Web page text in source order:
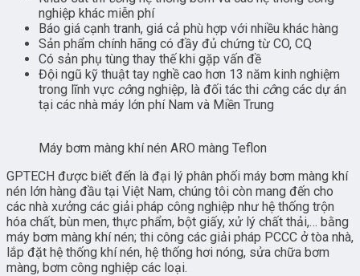
nghiệp khác miễn phí
Báo giá cạnh tranh, giá cả phù hợp với nhiều khác hàng
Sản phẩm chính hãng có đầy đủ chứng từ CO, CQ
Có sản phụ tùng thay thế khi gặp vấn đề
Đội ngũ kỹ thuật tay nghề cao hơn 13 năm kinh nghiệm
trong lĩnh vực công nghiệp, là đối tác thi công các dự án
tại các nhà máy lớn phí Nam và Miền Trung
Máy bơm màng khí nén ARO màng Teflon
GPTECH được biết đến là đại lý phân phối máy bơm màng khí
nén lớn hàng đầu tại Việt Nam, chúng tôi còn mang đến cho
các nhà xưởng các giải pháp công nghiệp như hệ thống trộn
hóa chất, bùn men, thực phẩm, bột giấy, xử lý chất thải,… bằng
máy bơm màng khí nén; thi công các giải pháp PCCC ở tòa nhà,
lắp đặt hệ thống khí nén, hệ thống hơi nóng, sửa chữa bơm
màng, bơm công nghiệp các loại.